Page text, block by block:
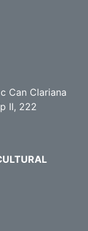
Can Clariana
II, 222